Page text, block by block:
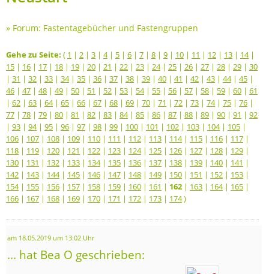
» Forum: Fastentagebücher und Fastengruppen
Gehe zu Seite: ( 1 | 2 | 3 | 4| 5 | 6 | 7 | 8 | 9 | 10 | 11 | 12 | 13 | 14|
15 | 16 | 17 | 18 | 19 | 20 | 21 | 22 | 23 | 24| 25 | 26 | 27 | 28 | 29 | 30
| 31 | 32 | 33 | 34| 35 | 36 | 37 | 38 | 39 | 40 | 41 | 42 | 43 | 44| 45 |
46 | 47 | 48 | 49 | 50 | 51 | 52 | 53 | 54| 55 | 56 | 57 | 58 | 59 | 60 | 61
| 62 | 63 | 64| 65 | 66 | 67 | 68 | 69 | 70 | 71 | 72 | 73 | 74| 75 | 76 |
77 | 78 | 79 | 80 | 81 | 82 | 83 | 84| 85 | 86 | 87 | 88 | 89 | 90 | 91 | 92
| 93 | 94| 95 | 96 | 97 | 98 | 99 | 100 | 101 | 102 | 103 | 104| 105 |
106 | 107 | 108 | 109 | 110 | 111 | 112 | 113 | 114| 115 | 116 | 117 |
118 | 119 | 120 | 121 | 122 | 123 | 124| 125 | 126 | 127 | 128 | 129 |
130 | 131 | 132 | 133 | 134| 135 | 136 | 137 | 138 | 139 | 140 | 141 |
142 | 143 | 144| 145 | 146 | 147 | 148 | 149 | 150 | 151 | 152 | 153 |
154| 155 | 156 | 157 | 158 | 159 | 160 | 161 | 162 | 163 | 164| 165 |
166 | 167 | 168 | 169 | 170 | 171 | 172 | 173 | 174)
am 18.05.2019 um 13:02 Uhr
... hat Bea O geschrieben: